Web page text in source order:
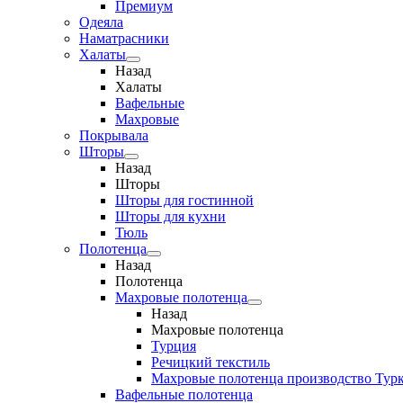
Премиум
Одеяла
Наматрасники
Халаты
Назад
Халаты
Вафельные
Махровые
Покрывала
Шторы
Назад
Шторы
Шторы для гостинной
Шторы для кухни
Тюль
Полотенца
Назад
Полотенца
Махровые полотенца
Назад
Махровые полотенца
Турция
Речицкий текстиль
Махровые полотенца производство
Вафельные полотенца